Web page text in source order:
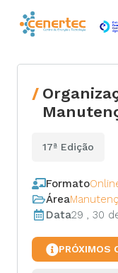
17ª Edição
Formato
Área
Data29 , 30
PRÓXIMOS